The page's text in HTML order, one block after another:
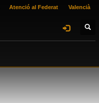
Atenció al Federat Valencià